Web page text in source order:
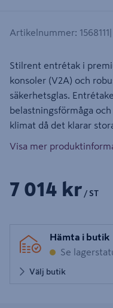
Artikelnummer: 1568111
Stilrent entrétak i
konsoler (V2A) och
säkerhetsglas.
belastningsförmåga
klimat då det klarar
Visa mer
7 014 kr / ST
Hämta i butik
Se
Välj butik